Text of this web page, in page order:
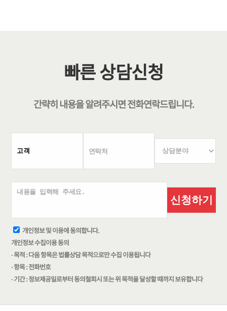
빠른 상담신청
간략히 내용을 알려주시면전화연락드립니다.
신청하기
개인정보 및 이용에 동의합니다.
개인정보 수집이용 동의
· 목적 : 다음 항목은 법률상담 목적으로만 수집 이용됩니다
· 항목 : 전화번호
· 기간 : 정보제공일로부터 동의철회시 또는 위 목적을 달성할 때까지 보유합니다